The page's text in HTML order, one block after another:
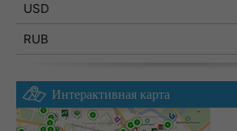
USD
RUB
Интерактивная карта